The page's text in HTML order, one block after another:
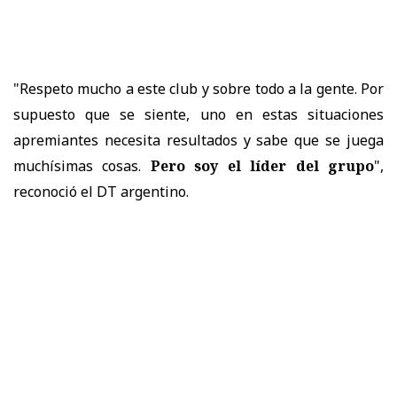
"Respeto mucho a este club y sobre todo a la gente. Por
supuesto que se siente, uno en estas situaciones
apremiantes necesita resultados y sabe que se juega
muchísimas cosas. Pero soy el líder del grupo",
reconoció el DT argentino.